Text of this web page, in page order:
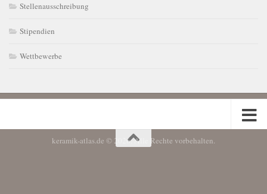
Stellenausschreibung
Stipendien
Wettbewerbe
keramik-atlas.de © 2026. Alle Rechte vorbehalten.